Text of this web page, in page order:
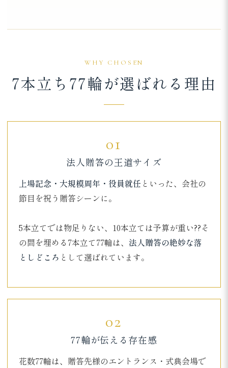
WHY CHOSEN
7本立ち77輪が選ばれる理由
01
法人贈答の王道サイズ
上場記念・大規模周年・役員就任 といった、会社の
節目を祝う贈答シーンに。
5本立てでは物足りない、10本立ては予算が重い??そ
の間を埋める7本立て77輪は、 法人贈答の絶妙な落
としどころ として選ばれています。
02
77輪が伝える存在感
花数77輪は、贈答先様のエントランス・式典会場で